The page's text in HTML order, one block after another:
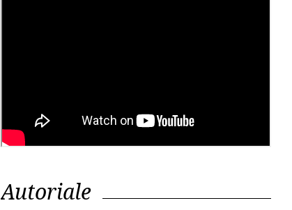
Autoriale